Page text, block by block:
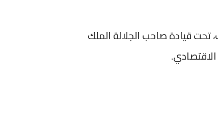
تحت قيادة صاحب الجلالة الملك